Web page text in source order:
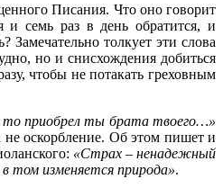
Писания. Что оно говорит
семь раз в день обратится, и
Замечательно толкует эти слова
но и снисхождения добиться
чтобы не потакать греховным
приобрел ты брата твоего…»
не оскорбление. Об этом пишет и
«Страх –ненадежный
том изменяется природа».